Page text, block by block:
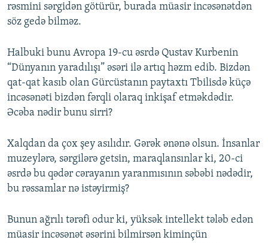
rəsmini sərgidən götürür, burada müasir incəsənətdən
söz gedə bilməz.
Halbuki bunu Avropa 19-cu əsrdə Qustav Kurbenin
“Dünyanın yaradılışı” əsəri ilə artıq həzm edib. Bizdən
qat-qat kasıb olan Gürcüstanın paytaxtı Tbilisdə küçə
incəsənəti bizdən fərqli olaraq inkişaf etməkdədir.
Əcəba nədir bunu sirri?
Xalqdan da çox şey asılıdır. Gərək ənənə olsun. İnsanlar
muzeylərə, sərgilərə getsin, maraqlansınlar ki, 20-ci
əsrdə bu qədər cərayanın yaranmısının səbəbi nədədir,
bu rəssamlar nə istəyirmiş?
Bunun ağrılı tərəfi odur ki, yüksək intellekt tələb edən
müasir incəsənət əsərini bilmirsən kiminçün